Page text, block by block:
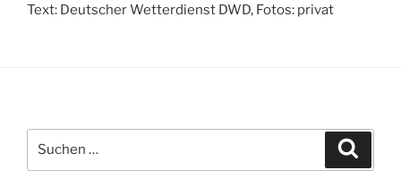
Text: Deutscher Wetterdienst DWD, Fotos: privat
nach: